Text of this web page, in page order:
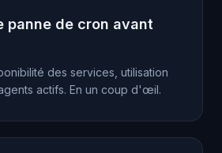
panne de cron avant
des services, utilisation
actifs. En un coup d'œil.